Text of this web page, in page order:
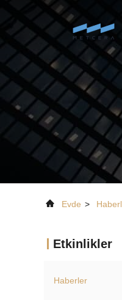
Evde >
Etkinlikler
Haberler